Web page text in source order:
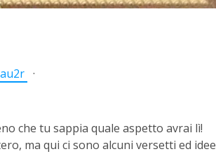
·
che tu sappia quale aspetto avrai lì!
ma qui ci sono alcuni versetti ed idee